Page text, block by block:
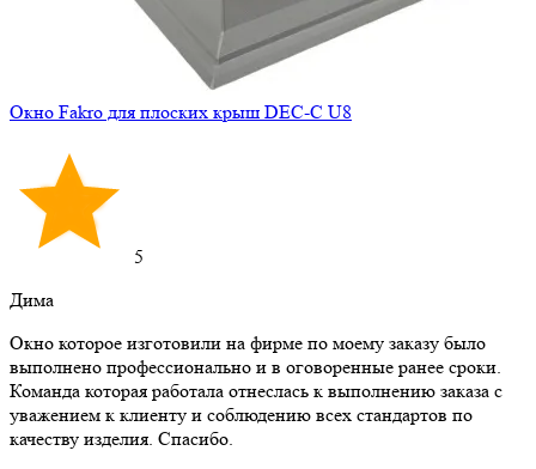
Окно Fakro для плоских крыш DEC-C U8
5
Дима
Окно которое изготовили на фирме по моему заказу было
выполнено профессионально и в оговоренные ранее сроки.
Команда которая работала отнеслась к выполнению заказа с
уважением к клиенту и соблюдению всех стандартов по
качеству изделия. Спасибо.